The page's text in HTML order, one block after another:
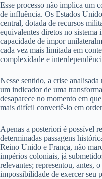
Esse processo não implica um
de influência. Os Estados
central, dotada de recursos
equivalentes diretos no
capacidade de impor
cada vez mais limitada em
complexidade e
Nesse sentido, a crise
um indicador de uma
desaparece no momento em
mais difícil convertê-lo em
Apenas a posteriori é possível
determinadas passagens
Reino Unido e França, não
impérios coloniais, já
relevantes; representou, antes,
impossibilidade de exercer seu